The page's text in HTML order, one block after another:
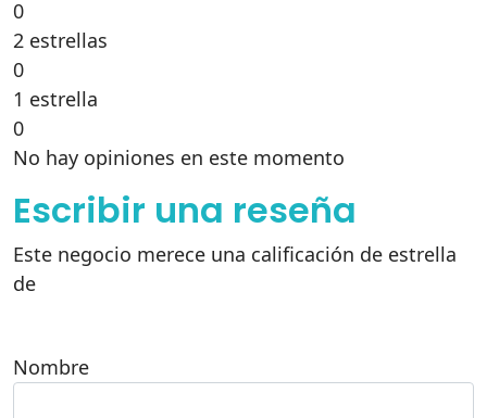
0
2 estrellas
0
1 estrella
0
No hay opiniones en este momento
Escribir una reseña
Este negocio merece una calificación de estrella
de
Nombre